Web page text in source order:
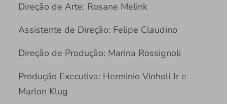
Direção de Arte: Rosane Melink
Assistente de Direção: Felipe Claudino
Direção de Produção: Marina Rossignoli
Produção Executiva: Herminio Vinholi Jr e
Marlon Klug